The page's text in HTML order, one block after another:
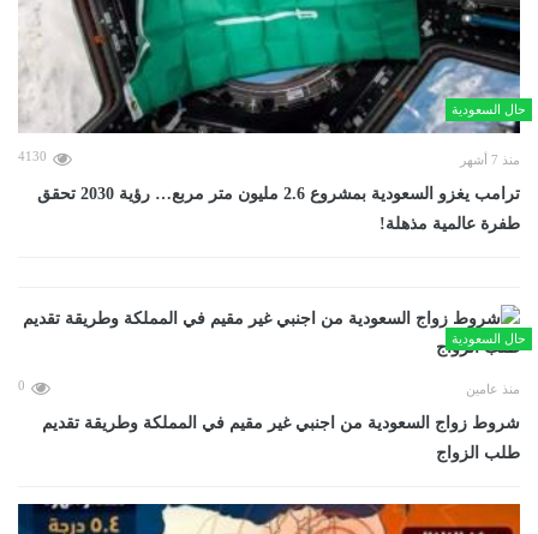
حال السعودية
منذ 7 أشهر 4130
ترامب يغزو السعودية بمشروع 2.6 مليون متر مربع… رؤية 2030 تحقق
طفرة عالمية مذهلة!
حال السعودية
منذ عامين 0
شروط زواج السعودية من اجنبي غير مقيم في المملكة وطريقة تقديم
طلب الزواج